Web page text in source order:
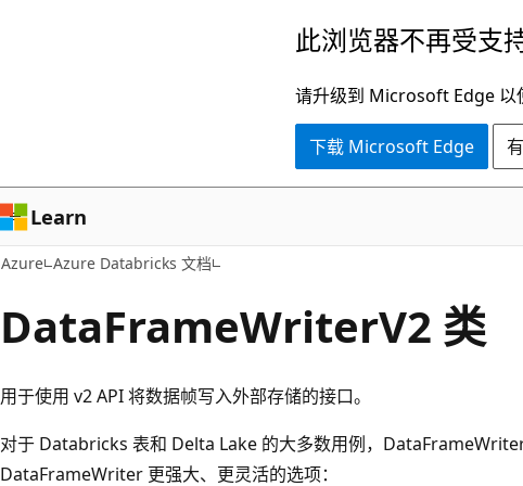
容
此浏览器不再受支持
请升级到 Microsoft Edge 以
下载 Microsoft Edge
Learn
Azure Azure Databricks 文档
DataFrameWriterV2 类
用于使用 v2 API 将数据帧写入外部存储的接口。
对于 Databricks 表和 Delta Lake 的大多数用例，
DataFrameWriter 更强大、更灵活的选项：